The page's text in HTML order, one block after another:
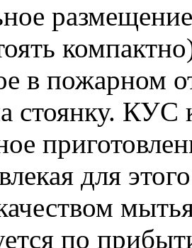
в пожарном
КУС
для
по